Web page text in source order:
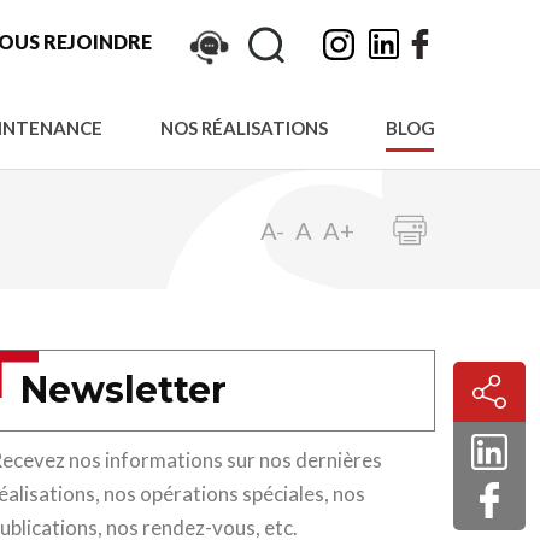
REJOINDRE
Rechercher :
Rechercher"
NOS RÉALISATIONS BLOG
A- A A+
Newsletter
nos informations sur nos dernières
nos opérations spéciales, nos
nos rendez-vous, etc.